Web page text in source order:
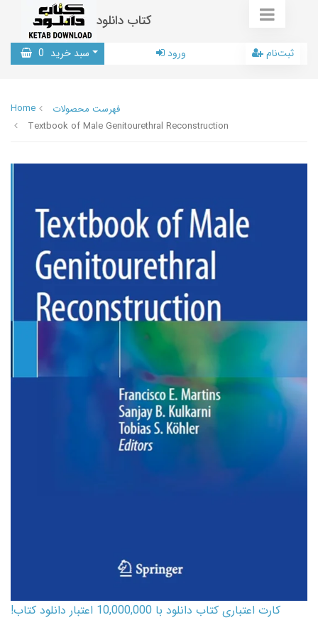
کتاب دانلود
سبد خرید 0 ورود ثبت‌نام
Home
فهرست محصولات
Textbook of Male Genitourethral Reconstruction
کارت اعتباری کتاب دانلود با 10,000,000 اعتبار دانلود کتاب!